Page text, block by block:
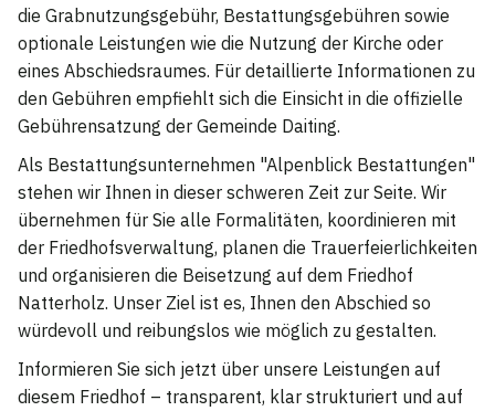
die Grabnutzungsgebühr, Bestattungsgebühren sowie
optionale Leistungen wie die Nutzung der Kirche oder
eines Abschiedsraumes. Für detaillierte Informationen zu
den Gebühren empfiehlt sich die Einsicht in die offizielle
Gebührensatzung der Gemeinde Daiting.
Als Bestattungsunternehmen "Alpenblick Bestattungen"
stehen wir Ihnen in dieser schweren Zeit zur Seite. Wir
übernehmen für Sie alle Formalitäten, koordinieren mit
der Friedhofsverwaltung, planen die Trauerfeierlichkeiten
und organisieren die Beisetzung auf dem Friedhof
Natterholz. Unser Ziel ist es, Ihnen den Abschied so
würdevoll und reibungslos wie möglich zu gestalten.
Informieren Sie sich jetzt über unsere Leistungen auf
diesem Friedhof – transparent, klar strukturiert und auf